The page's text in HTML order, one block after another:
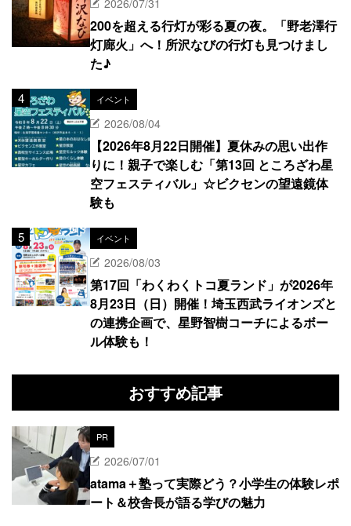
200を超える行灯が彩る夏の夜。「野老澤行
灯廊火」へ！所沢なびの行灯も見つけまし
た♪
イベント
2026/08/04
【2026年8月22日開催】夏休みの思い出作
りに！親子で楽しむ「第13回 ところざわ星
空フェスティバル」☆ビクセンの望遠鏡体
験も
イベント
2026/08/03
第17回「わくわくトコ夏ランド」が2026年
8月23日（日）開催！埼玉西武ライオンズと
の連携企画で、星野智樹コーチによるボー
ル体験も！
おすすめ記事
PR
2026/07/01
atama＋塾って実際どう？小学生の体験レポ
ート＆校舎長が語る学びの魅力